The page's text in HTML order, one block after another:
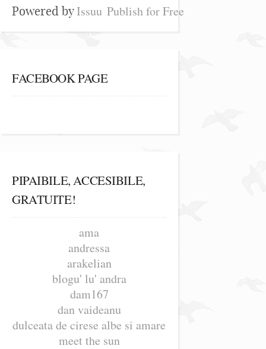
Powered byIssuu Publish for Free
FACEBOOK PAGE
PIPAIBILE, ACCESIBILE,
GRATUITE!
ama
andressa
arakelian
blogu' lu' andra
dam167
dan vaideanu
dulceata de cirese albe si amare
meet the sun